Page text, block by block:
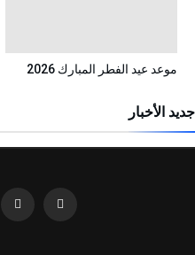
موعد عيد الفطر المبارك 2026
جديد الأخبار